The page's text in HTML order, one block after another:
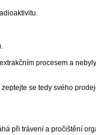
procesem a
se tedy svého
při trávení a pročištění